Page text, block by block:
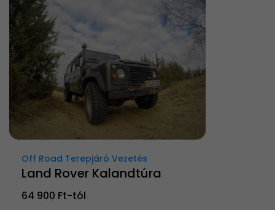
Off Road Terepjáró Vezetés
Land Rover Kalandtúra
64 900 Ft-tól